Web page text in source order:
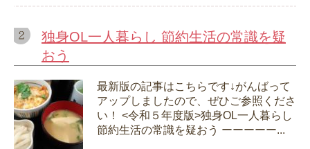
独身OL一人暮らし 節約生活の常識を疑
おう
最新版の記事はこちらです↓がんばって
アップしましたので、ぜひご参照くださ
い！ <令和５年度版>独身OL一人暮らし
節約生活の常識を疑おう ーーーーー...